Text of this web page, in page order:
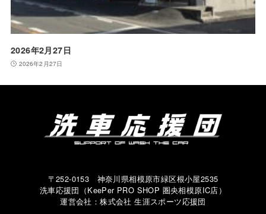
2026年2月27日
2026年2月27日
〒252-0153 神奈川県相模原市緑区根小屋2535
洗車応援団（KeePer PRO SHOP 圏央相模原IC店）
運営会社：株式会社 生涯スポーツ応援団